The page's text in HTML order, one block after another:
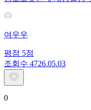
여우우
평점 5점
조회수 4726.05.03
0